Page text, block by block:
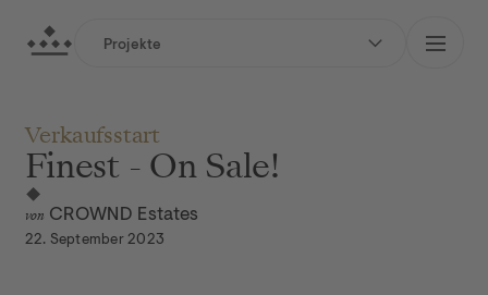
zum Hauptinhalt springen
zur Hauptnavigation springen
Projekte
Verkaufsstart
Finest - On Sale!
von CROWND Estates
22. September 2023